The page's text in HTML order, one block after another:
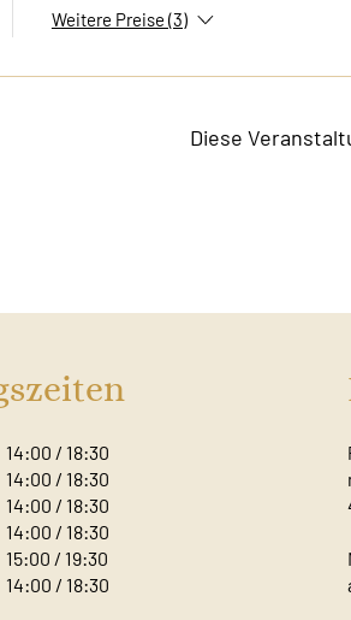
Weitere Preise (3)
Diese
14:00 / 18:30
14:00 / 18:30
14:00 / 18:30
14:00 / 18:30
15:00 / 19:30
14:00 / 18:30